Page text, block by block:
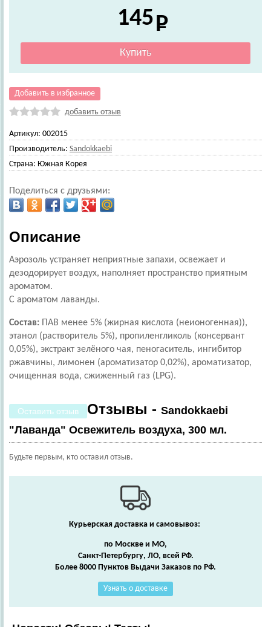
145
Добавить в избранное
добавить отзыв
Артикул: 002015
Производитель: Sandokkaebi
Страна: Южная Корея
Поделиться с друзьями:
Описание
Аэрозоль устраняет неприятные запахи, освежает и
дезодорирует воздух, наполняет пространство приятным
ароматом.
С ароматом лаванды.
Состав: ПАВ менее 5% (жирная кислота (неионогенная)),
этанол (растворитель 5%), пропиленгликоль (консервант
0,05%), экстракт зелёного чая, пеногаситель, ингибитор
ржавчины, лимонен (ароматизатор 0,02%), ароматизатор,
очищенная вода, сжиженный газ (LPG).
Оставить отзыв Отзывы - Sandokkaebi
"Лаванда" Освежитель воздуха, 300 мл.
Будьте первым, кто оставил отзыв.
Курьерская доставка и самовывоз:
по Москве и МО,
Санкт-Петербургу, ЛО, всей РФ.
Более 8000 Пунктов Выдачи Заказов по РФ.
Узнать о доставке